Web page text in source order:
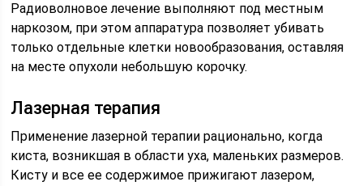
Радиоволновое лечение выполняют под местным
наркозом, при этом аппаратура позволяет убивать
только отдельные клетки новообразования, оставляя
на месте опухоли небольшую корочку.
Лазерная терапия
Применение лазерной терапии рационально, когда
киста, возникшая в области уха, маленьких размеров.
Кисту и все ее содержимое прижигают лазером,